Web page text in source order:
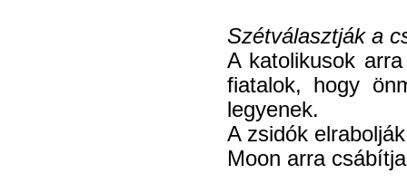
Szétválasztják a
A katolikusok
fiatalok, hogy
legyenek.
A zsidók
Moon arra